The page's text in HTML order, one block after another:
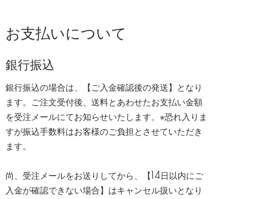
お支払いについて
銀行振込
銀行振込の場合は、【ご入金確認後の発送】となり
ます。ご注文受付後、送料とあわせたお支払い金額
を受注メールにてお知らせいたします。※恐れ入りま
すが振込手数料はお客様のご負担とさせていただき
ます。
尚、受注メールをお送りしてから、【14日以内にご
入金が確認できない場合】はキャンセル扱いとなり